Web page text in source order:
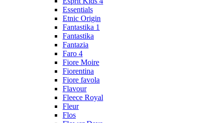
Essentials
Etnic Origin
Fantastika 1
Fantastika
Fantazia
Faro 4
Fiore Moire
Fiorentina
Fiore favola
Flavour
Fleece Royal
Fleur
Flos